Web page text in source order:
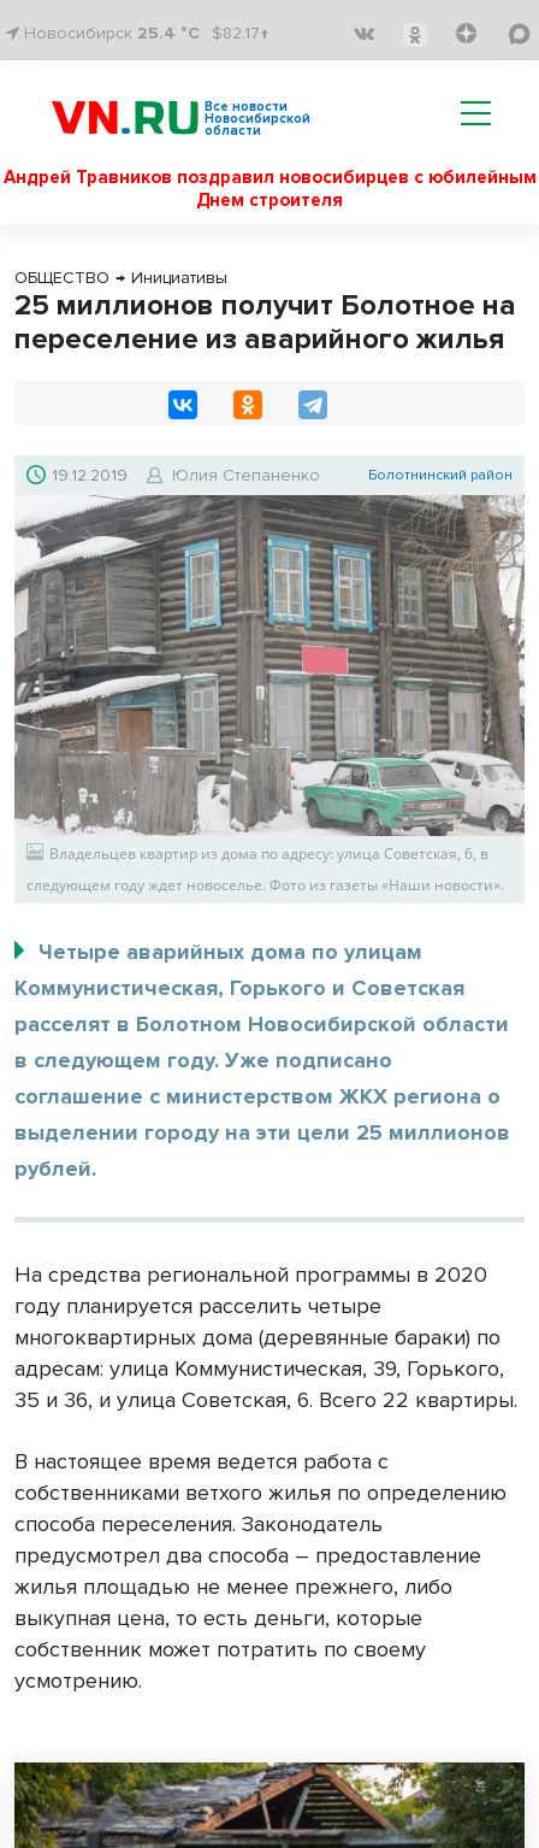
Новосибирск 25.4 °C $82.17↑
Все новости
Новосибирской
области
Андрей Травников поздравил новосибирцев с юбилейным
Днем строителя
ОБЩЕСТВО → Инициативы
25 миллионов получит Болотное на
переселение из аварийного жилья
19.12.2019 Юлия Степаненко Болотнинский район
Владельцев квартир из дома по адресу: улица Советская, 6, в
следующем году ждет новоселье. Фото из газеты «Наши новости».
Четыре аварийных дома по улицам
Коммунистическая, Горького и Советская
расселят в Болотном Новосибирской области
в следующем году. Уже подписано
соглашение с министерством ЖКХ региона о
выделении городу на эти цели 25 миллионов
рублей.
На средства региональной программы в 2020
году планируется расселить четыре
многоквартирных дома (деревянные бараки) по
адресам: улица Коммунистическая, 39, Горького,
35 и 36, и улица Советская, 6. Всего 22 квартиры.
В настоящее время ведется работа с
собственниками ветхого жилья по определению
способа переселения. Законодатель
предусмотрел два способа – предоставление
жилья площадью не менее прежнего, либо
выкупная цена, то есть деньги, которые
собственник может потратить по своему
усмотрению.